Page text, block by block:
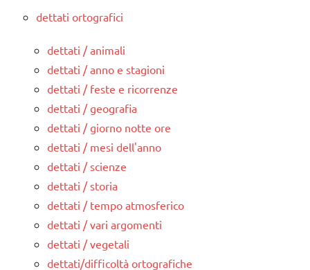
dettati ortografici
dettati / animali
dettati / anno e stagioni
dettati / feste e ricorrenze
dettati / geografia
dettati / giorno notte ore
dettati / mesi dell'anno
dettati / scienze
dettati / storia
dettati / tempo atmosferico
dettati / vari argomenti
dettati / vegetali
dettati/difficoltà ortografiche